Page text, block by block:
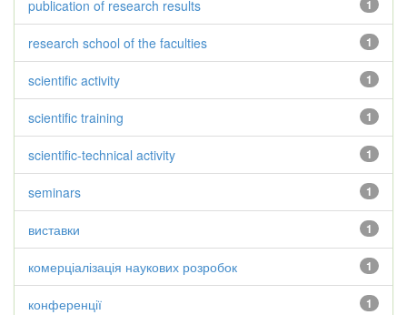
1
publication of research results
1
research school of the faculties
1
scientific activity
1
scientific training
1
scientific-technical activity
1
seminars
1
виставки
1
комерціалізація наукових розробок
1
конференції